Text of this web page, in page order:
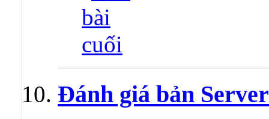
Đánh giá bản